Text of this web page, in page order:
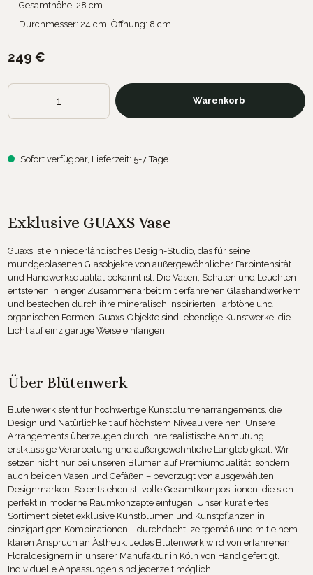
Gesamthöhe: 28 cm
Durchmesser: 24 cm, Öffnung: 8 cm
249 €
Produkt Anzahl: Gib den gewünschten Wert ein oder benutze die
Warenkorb
Sofort verfügbar, Lieferzeit: 5-7 Tage
Exklusive GUAXS Vase
Guaxs ist ein niederländisches Design-Studio, das für seine
mundgeblasenen Glasobjekte von außergewöhnlicher Farbintensität
und Handwerksqualität bekannt ist. Die Vasen, Schalen und Leuchten
entstehen in enger Zusammenarbeit mit erfahrenen Glashandwerkern
und bestechen durch ihre mineralisch inspirierten Farbtöne und
organischen Formen. Guaxs-Objekte sind lebendige Kunstwerke, die
Licht auf einzigartige Weise einfangen.
Über Blütenwerk
Blütenwerk steht für hochwertige Kunstblumenarrangements, die
Design und Natürlichkeit auf höchstem Niveau vereinen. Unsere
Arrangements überzeugen durch ihre realistische Anmutung,
erstklassige Verarbeitung und außergewöhnliche Langlebigkeit. Wir
setzen nicht nur bei unseren Blumen auf Premiumqualität, sondern
auch bei den Vasen und Gefäßen – bevorzugt von ausgewählten
Designmarken. So entstehen stilvolle Gesamtkompositionen, die sich
perfekt in moderne Raumkonzepte einfügen. Unser kuratiertes
Sortiment bietet exklusive Kunstblumen und Kunstpflanzen in
einzigartigen Kombinationen – durchdacht, zeitgemäß und mit einem
klaren Anspruch an Ästhetik. Jedes Blütenwerk wird von erfahrenen
Floraldesignern in unserer Manufaktur in Köln von Hand gefertigt.
Individuelle Anpassungen sind jederzeit möglich.